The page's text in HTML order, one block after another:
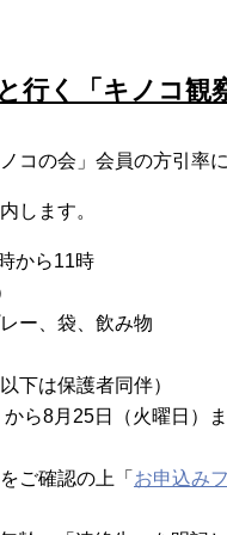
く「キノコ観
コの会」会員の方引率
します。
から11時
ー、袋、飲み物
下は保護者同伴）
ら8月25日（火曜日）
ご確認の上「 お申込み